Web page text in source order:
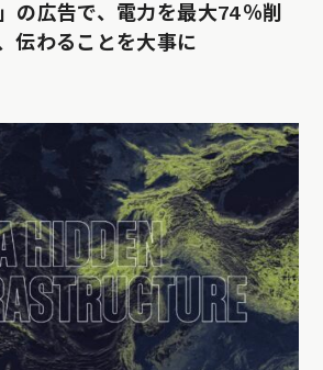
の広告で、電力を最大74％削
伝わることを大事に